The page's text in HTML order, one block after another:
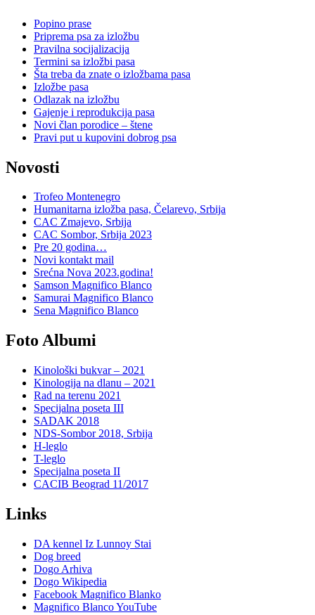
Popino prase
Priprema psa za izložbu
Pravilna socijalizacija
Termini sa izložbi pasa
Šta treba da znate o izložbama pasa
Izložbe pasa
Odlazak na izložbu
Gajenje i reprodukcija pasa
Novi član porodice – štene
Pravi put u kupovini dobrog psa
Novosti
Trofeo Montenegro
Humanitarna izložba pasa, Čelarevo, Srbija
CAC Zmajevo, Srbija
CAC Sombor, Srbija 2023
Pre 20 godina…
Novi kontakt mail
Srećna Nova 2023.godina!
Samson Magnifico Blanco
Samurai Magnifico Blanco
Sena Magnifico Blanco
Foto Albumi
Kinološki bukvar – 2021
Kinologija na dlanu – 2021
Rad na terenu 2021
Specijalna poseta III
SADAK 2018
NDS-Sombor 2018, Srbija
H-leglo
T-leglo
Specijalna poseta II
CACIB Beograd 11/2017
Links
DA kennel Iz Lunnoy Stai
Dog breed
Dogo Arhiva
Dogo Wikipedia
Facebook Magnifico Blanko
Magnifico Blanco YouTube